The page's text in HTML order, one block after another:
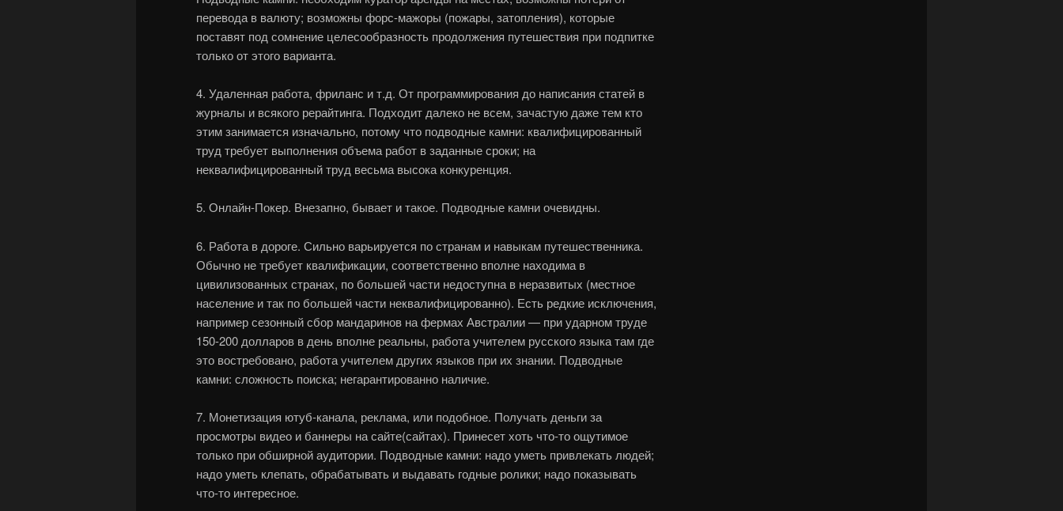
перевода в валюту; возможны форс-мажоры (пожары, затопления), которые
поставят под сомнение целесообразность продолжения путешествия при подпитке
только от этого варианта.
4. Удаленная работа, фриланс и т.д. От программирования до написания статей в
журналы и всякого рерайтинга. Подходит далеко не всем, зачастую даже тем кто
этим занимается изначально, потому что подводные камни: квалифицированный
труд требует выполнения объема работ в заданные сроки; на
неквалифицированный труд весьма высока конкуренция.
5. Онлайн-Покер. Внезапно, бывает и такое. Подводные камни очевидны.
6. Работа в дороге. Сильно варьируется по странам и навыкам путешественника.
Обычно не требует квалификации, соответственно вполне находима в
цивилизованных странах, по большей части недоступна в неразвитых (местное
население и так по большей части неквалифицированно). Есть редкие исключения,
например сезонный сбор мандаринов на фермах Австралии — при ударном труде
150-200 долларов в день вполне реальны, работа учителем русского языка там где
это востребовано, работа учителем других языков при их знании. Подводные
камни: сложность поиска; негарантированно наличие.
7. Монетизация ютуб-канала, реклама, или подобное. Получать деньги за
просмотры видео и баннеры на сайте(сайтах). Принесет хоть что-то ощутимое
только при обширной аудитории. Подводные камни: надо уметь привлекать людей;
надо уметь клепать, обрабатывать и выдавать годные ролики; надо показывать
что-то интересное.